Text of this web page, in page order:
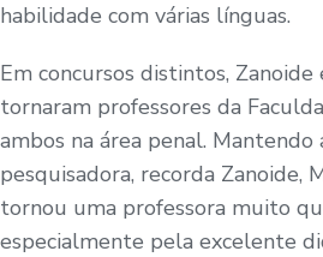
habilidade com várias línguas.
Em concursos distintos, Zanoide
tornaram professores da
ambos na área penal. Mantendo
pesquisadora, recorda Zanoide,
tornou uma professora muito
especialmente pela excelente